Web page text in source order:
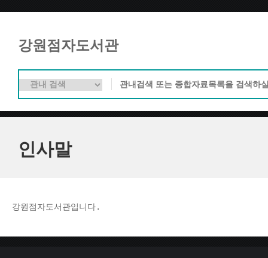
강원점자도서관
인사말
강원점자도서관입니다.